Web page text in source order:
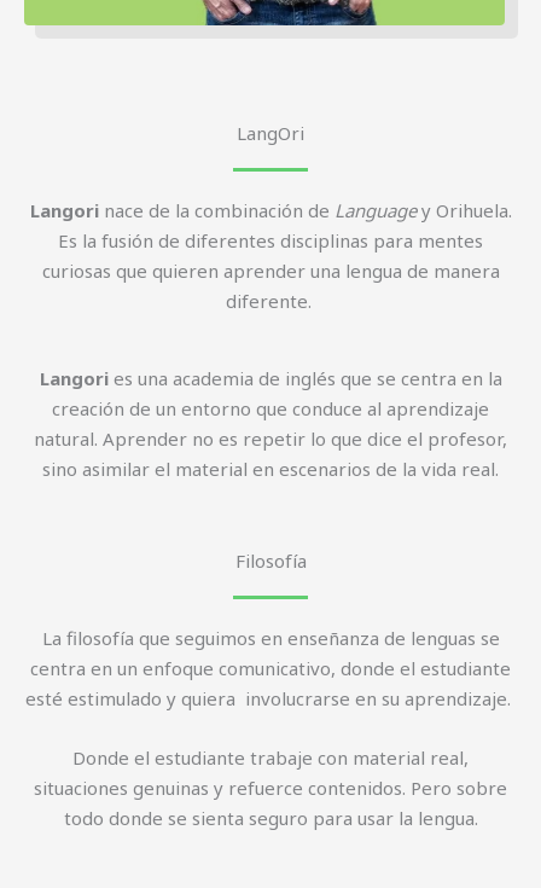
LangOri
Langorinace de la combinación de Languagey Orihuela.
Es la fusión de diferentes disciplinas para mentes
curiosas que quieren aprender una lengua de manera
diferente.
Langories una academia de inglés que se centra en la
creación de un entorno que conduce al aprendizaje
natural. Aprender no es repetir lo que dice el profesor,
sino asimilar el material en escenarios de la vida real.
Filosofía
La filosofía que seguimos en enseñanza de lenguas se
centra en un enfoque comunicativo, donde el estudiante
esté estimulado y quiera involucrarse en su aprendizaje.
Donde el estudiante trabaje con material real,
situaciones genuinas y refuerce contenidos. Pero sobre
todo donde se sienta seguro para usar la lengua.